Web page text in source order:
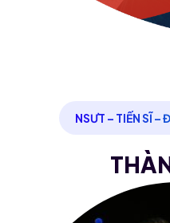
NSƯT – TIẾN SĨ –